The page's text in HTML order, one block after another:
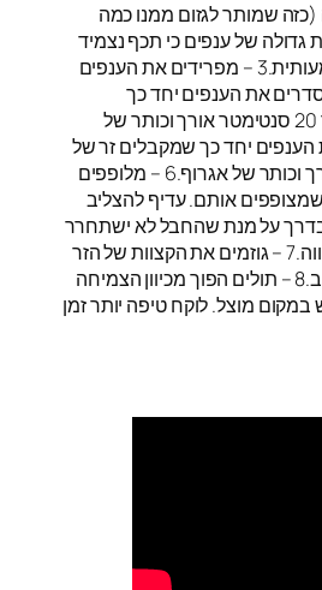
(כזה שמותר לגזום ממנו כמה
כמות גדולה של ענפים כי תכף נצמיד
אותם והנפח יקטן משמעותית.3 – מפרידים את הענפים
הראשי.4 – מסדרים את הענפים יחד כך
שמקבלים זר של בערך 20 סנטימטר אורך וכותר של
את הענפים יחד כך שמקבלים זר של
בערך 20 סנטימטר אורך וכותר של אגרוף.6 – מלופפים
אותם. עדיף להצליב
על מנת שהחבל לא ישתחרר
בזמן השריפה של המרווה.7 – גוזמים את הקצוות של הזר
שיצרנו.. רק לצורך עיצוב.8 – תולים הפוך מכיוון הצמיחה
במקום מוצל. לוקח טיפה יותר זמן